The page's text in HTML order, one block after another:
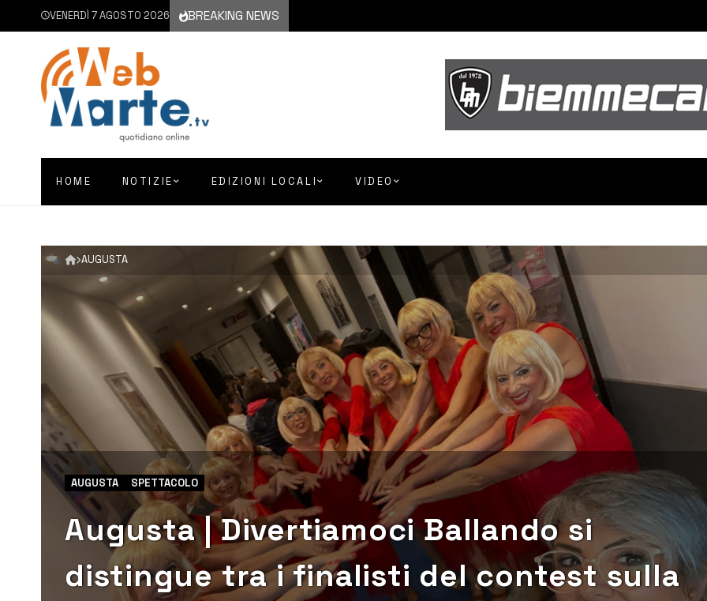
VENERDÌ 7 AGOSTO 2026 BREAKING NEWS
HOME NOTIZIE EDIZIONI LOCALI VIDEO
AUGUSTA
AUGUSTA SPETTACOLO
Augusta | Divertiamoci Ballando si
distingue tra i finalisti del contest sulla